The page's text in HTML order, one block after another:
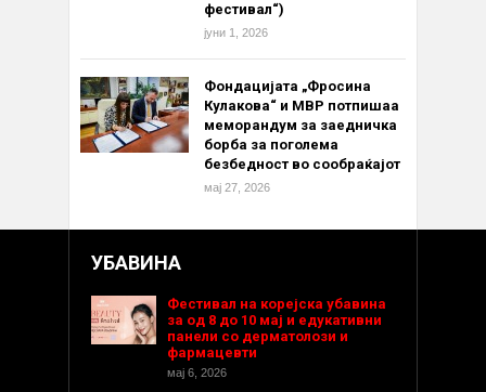
фестивал“)
јуни 1, 2026
Фондацијата „Фросина
Кулакова“ и МВР потпишаа
меморандум за заедничка
борба за поголема
безбедност во сообраќајот
мај 27, 2026
УБАВИНА
Фестивал на корејска убавина
за од 8 до 10 мај и едукативни
панели со дерматолози и
фармацевти
мај 6, 2026